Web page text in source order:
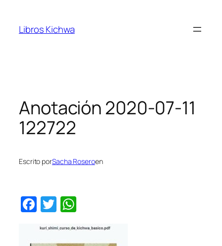
contenido
Libros Kichwa
Anotación 2020-07-11
122722
Escrito porSacha Roseroen
Facebook
Twitter